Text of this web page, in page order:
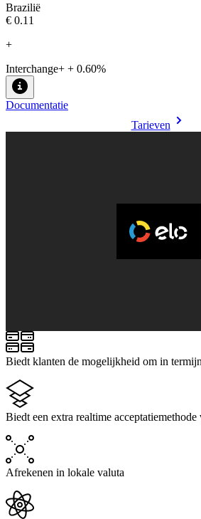
Brazilië
€0.11
+
Interchange+ + 0.60%
Documentatie
Tarieven
Biedt klanten de mogelijkheid om in
Biedt een extra realtime
Afrekenen in lokale valuta